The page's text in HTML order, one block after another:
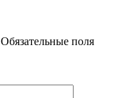
Обязательные поля